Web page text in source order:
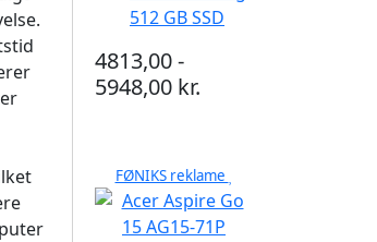
512 GB SSD
4813,00 -
5948,00 kr.
FØNIKS reklame